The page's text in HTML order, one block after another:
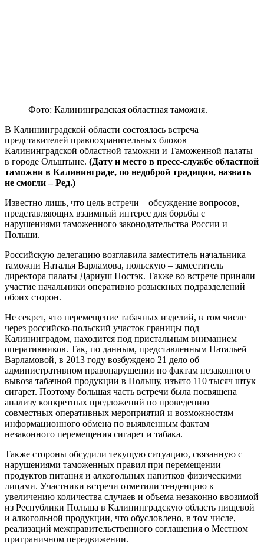
Фото: Калининградская областная таможня.
В Калининградской области состоялась встреча
представителей правоохранительных блоков
Калининградской областной таможни и Таможенной палаты
в городе Ольштыне. (Дату и место в пресс-службе областной
таможни в Калининграде, по недоброй традиции, назвать
не смогли – Ред.)
Известно лишь, что цель встречи – обсуждение вопросов,
представляющих взаимный интерес для борьбы с
нарушениями таможенного законодательства России и
Польши.
Российскую делегацию возглавила заместитель начальника
таможни Наталья Варламова, польскую – заместитель
директора палаты Дариуш Постэк. Также во встрече приняли
участие начальники оперативно розыскных подразделений
обоих сторон.
Не секрет, что перемещение табачных изделий, в том числе
через российско-польский участок границы под
Калининградом, находится под пристальным вниманием
оперативников. Так, по данным, представленным Натальей
Варламовой, в 2013 году возбуждено 21 дело об
административном правонарушении по фактам незаконного
вывоза табачной продукции в Польшу, изъято 110 тысяч штук
сигарет. Поэтому большая часть встречи была посвящена
анализу конкретных предложений по проведению
совместных оперативных мероприятий и возможностям
информационного обмена по выявленным фактам
незаконного перемещения сигарет и табака.
Также стороны обсудили текущую ситуацию, связанную с
нарушениями таможенных правил при перемещении
продуктов питания и алкогольных напитков физическими
лицами. Участники встречи отметили тенденцию к
увеличению количества случаев и объема незаконно ввозимой
из Республики Польша в Калининградскую область пищевой
и алкогольной продукции, что обусловлено, в том числе,
реализаций межправительственного соглашения о Местном
приграничном передвижении.